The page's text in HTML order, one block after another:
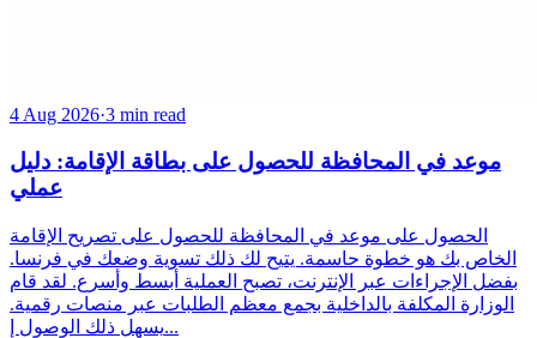
4 Aug 2026·3 min read
موعد في المحافظة للحصول على بطاقة الإقامة: دليل
عملي
الحصول على موعد في المحافظة للحصول على تصريح الإقامة
الخاص بك هو خطوة حاسمة. يتيح لك ذلك تسوية وضعك في فرنسا.
بفضل الإجراءات عبر الإنترنت، تصبح العملية أبسط وأسرع. لقد قام
الوزارة المكلفة بالداخلية بجمع معظم الطلبات عبر منصات رقمية.
يسهل ذلك الوصول إ...